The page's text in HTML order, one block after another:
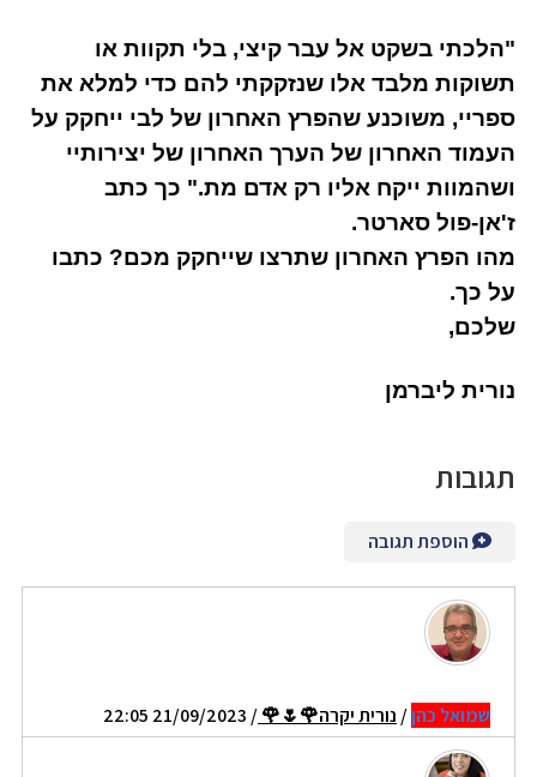
"הלכתי בשקט אל עבר קיצי, בלי תקוות או
תשוקות מלבד אלו שנזקקתי להם כדי למלא את
ספריי, משוכנע שהפרץ האחרון של לבי ייחקק על
העמוד האחרון של הערך האחרון של יצירותיי
ושהמוות ייקח אליו רק אדם מת." כך כתב
ז'אן-פול סארטר.
מהו הפרץ האחרון שתרצו שייחקק מכם? כתבו
על כך.
שלכם,
נורית ליברמן
תגובות
הוספת תגובה
שמואל כהן/ נורית יקרה🌹🌷🌹/ 21/09/2023 22:05